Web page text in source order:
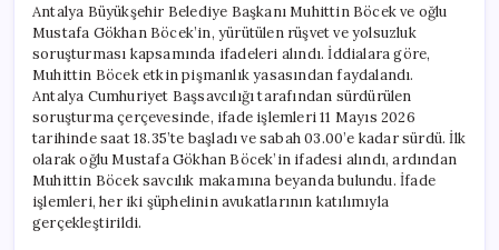
Süreyle
Alındı:
Etkin
Pişmanlık
İddiaları
Antalya Büyükşehir Belediye Başkanı Muhittin Böcek ve oğlu
Mustafa Gökhan Böcek’in, yürütülen rüşvet ve yolsuzluk
soruşturması kapsamında ifadeleri alındı. İddialara göre,
Muhittin Böcek etkin pişmanlık yasasından faydalandı.
Antalya Cumhuriyet Başsavcılığı tarafından sürdürülen
soruşturma çerçevesinde, ifade işlemleri 11 Mayıs 2026
tarihinde saat 18.35’te başladı ve sabah 03.00’e kadar sürdü. İlk
olarak oğlu Mustafa Gökhan Böcek’in ifadesi alındı, ardından
Muhittin Böcek savcılık makamına beyanda bulundu. İfade
işlemleri, her iki şüphelinin avukatlarının katılımıyla
gerçekleştirildi.